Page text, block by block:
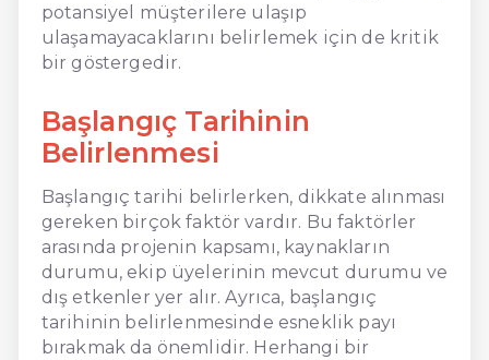
potansiyel müşterilere ulaşıp
ulaşamayacaklarını belirlemek için de kritik
bir göstergedir.
Başlangıç Tarihinin
Belirlenmesi
Başlangıç tarihi belirlerken, dikkate alınması
gereken birçok faktör vardır. Bu faktörler
arasında projenin kapsamı, kaynakların
durumu, ekip üyelerinin mevcut durumu ve
dış etkenler yer alır. Ayrıca, başlangıç
tarihinin belirlenmesinde esneklik payı
bırakmak da önemlidir. Herhangi bir